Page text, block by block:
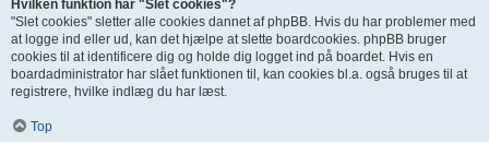
Hvilken funktion har "Slet cookies"?
"Slet cookies" sletter alle cookies dannet af phpBB. Hvis du har problemer med
at logge ind eller ud, kan det hjælpe at slette boardcookies. phpBB bruger
cookies til at identificere dig og holde dig logget ind på boardet. Hvis en
boardadministrator har slået funktionen til, kan cookies bl.a. også bruges til at
registrere, hvilke indlæg du har læst.
Top